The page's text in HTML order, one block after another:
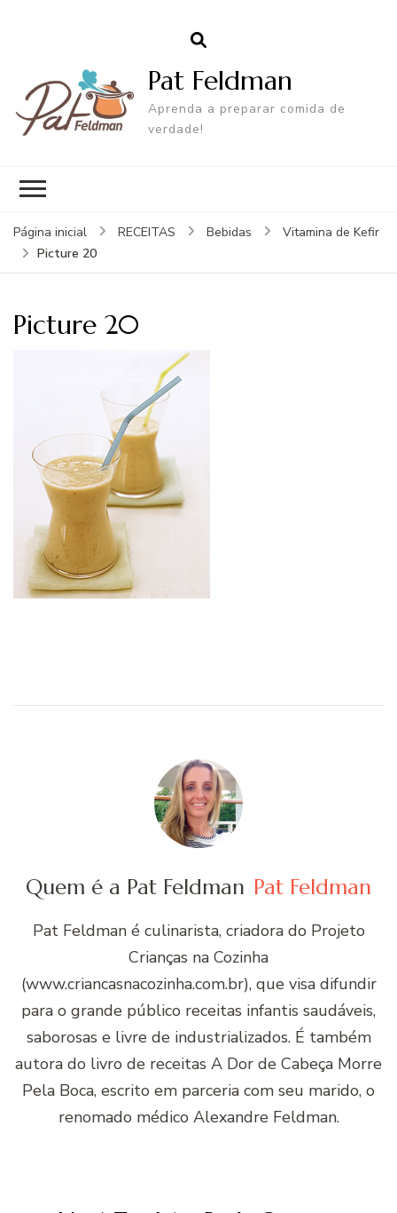
Pat Feldman
Aprenda a preparar comida de
verdade!
Página inicial RECEITAS Bebidas
Vitamina de Kefir
Picture 20
Picture 20
Quem é a Pat Feldman Pat Feldman
Pat Feldman é culinarista, criadora do Projeto
Crianças na Cozinha
(www.criancasnacozinha.com.br), que visa difundir
para o grande público receitas infantis saudáveis,
saborosas e livre de industrializados. É também
autora do livro de receitas A Dor de Cabeça Morre
Pela Boca, escrito em parceria com seu marido, o
renomado médico Alexandre Feldman.